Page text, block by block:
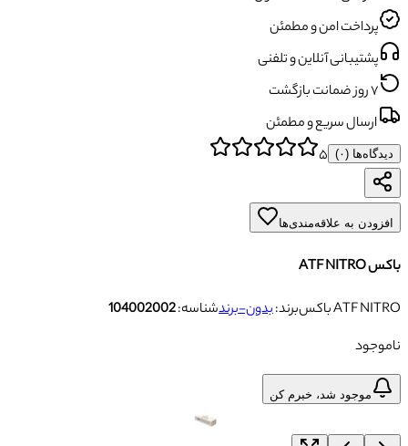
پرداخت امن و مطمئن
پشتیبانی آنلاین و تلفنی
۷ روز ضمانت بازگشت
ارسال سریع و مطمئن
دیدگاه‌ها (۰) ۵
افزودن به علاقه‌مندی‌ها
باکس ATF NITRO
باکس ATF NITRO
برند:بدون-برندشناسه:104002002
ناموجود
موجود شد، خبرم کن